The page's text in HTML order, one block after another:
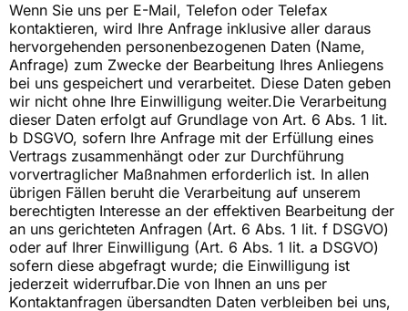
Wenn Sie uns per E-Mail, Telefon oder Telefax
kontaktieren, wird Ihre Anfrage inklusive aller daraus
hervorgehenden personenbezogenen Daten (Name,
Anfrage) zum Zwecke der Bearbeitung Ihres Anliegens
bei uns gespeichert und verarbeitet. Diese Daten geben
wir nicht ohne Ihre Einwilligung weiter.Die Verarbeitung
dieser Daten erfolgt auf Grundlage von Art. 6 Abs. 1 lit.
b DSGVO, sofern Ihre Anfrage mit der Erfüllung eines
Vertrags zusammenhängt oder zur Durchführung
vorvertraglicher Maßnahmen erforderlich ist. In allen
übrigen Fällen beruht die Verarbeitung auf unserem
berechtigten Interesse an der effektiven Bearbeitung der
an uns gerichteten Anfragen (Art. 6 Abs. 1 lit. f DSGVO)
oder auf Ihrer Einwilligung (Art. 6 Abs. 1 lit. a DSGVO)
sofern diese abgefragt wurde; die Einwilligung ist
jederzeit widerrufbar.Die von Ihnen an uns per
Kontaktanfragen übersandten Daten verbleiben bei uns,